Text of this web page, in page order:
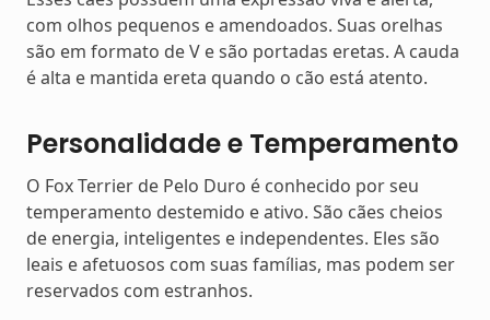
com olhos pequenos e amendoados. Suas orelhas
são em formato de V e são portadas eretas. A cauda
é alta e mantida ereta quando o cão está atento.
Personalidade e Temperamento
O Fox Terrier de Pelo Duro é conhecido por seu
temperamento destemido e ativo. São cães cheios
de energia, inteligentes e independentes. Eles são
leais e afetuosos com suas famílias, mas podem ser
reservados com estranhos.